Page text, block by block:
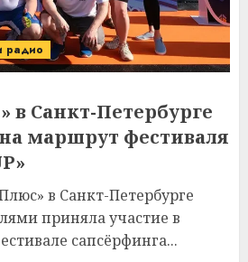
радио
в Санкт-Петербурге
маршрут фестиваля
в Санкт-Петербурге
приняла участие в
сапсёрфинга...